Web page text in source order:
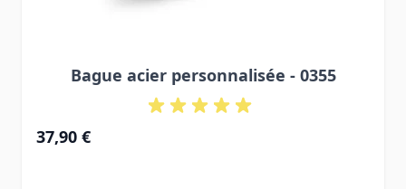
Bague acier personnalisée - 0355
37,90 €